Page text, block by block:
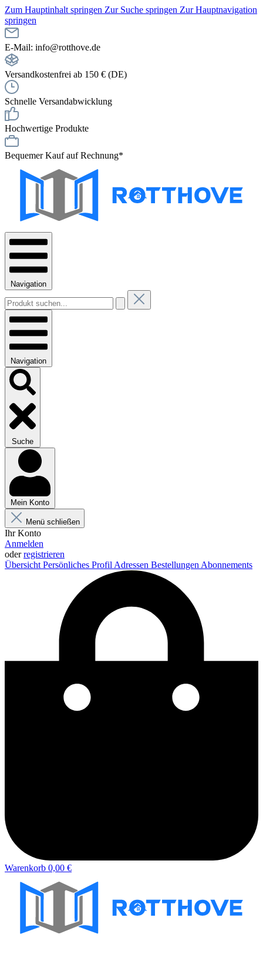
Zum Hauptinhalt springen Zur Suche springen Zur Hauptnavigation
springen
E-Mail: info@rotthove.de
Versandkostenfrei ab 150 € (DE)
Schnelle Versandabwicklung
Hochwertige Produkte
Bequemer Kauf auf Rechnung*
Navigation
Navigation
Suche
Mein Konto
Menü schließen
Ihr Konto
Anmelden
oderregistrieren
Übersicht Persönliches Profil Adressen Bestellungen Abonnements
Warenkorb 0,00 €